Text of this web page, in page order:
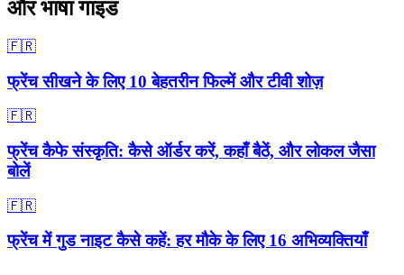
और भाषा गाइड
🇫🇷
फ्रेंच सीखने के लिए 10 बेहतरीन फिल्में और टीवी शोज़
🇫🇷
फ्रेंच कैफे संस्कृति: कैसे ऑर्डर करें, कहाँ बैठें, और लोकल जैसा
बोलें
🇫🇷
फ्रेंच में गुड नाइट कैसे कहें: हर मौके के लिए 16 अभिव्यक्तियाँ